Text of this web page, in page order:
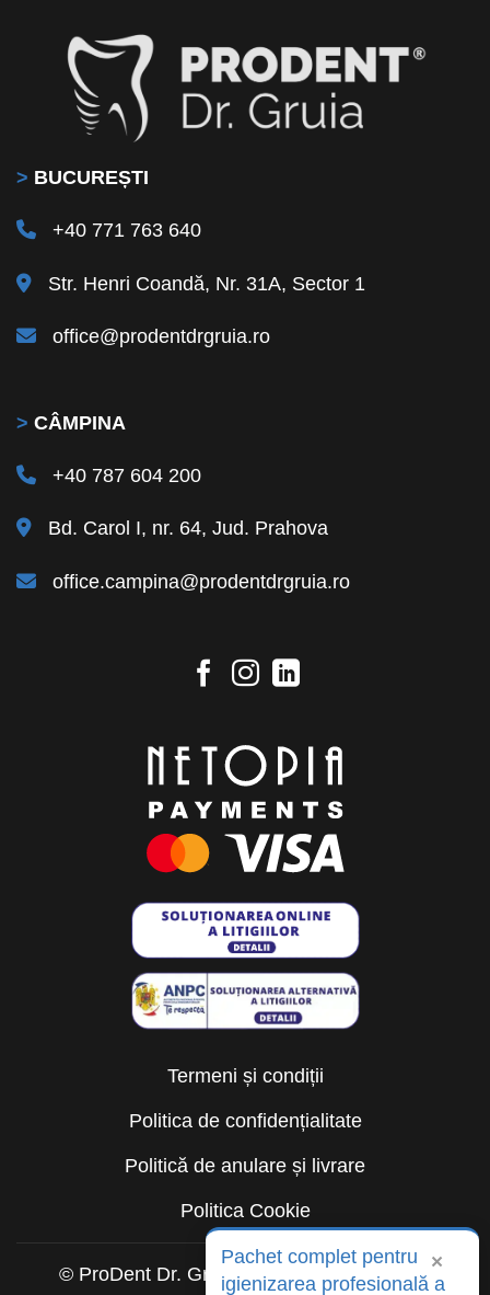
> BUCUREȘTI
+40 771 763 640
Str. Henri Coandă, Nr. 31A, Sector 1
office@prodentdrgruia.ro
> CÂMPINA
+40 787 604 200
Bd. Carol I, nr. 64, Jud. Prahova
office.campina@prodentdrgruia.ro
Termeni și condiții
Politica de confidențialitate
Politică de anulare și livrare
Politica Cookie
© ProDent Dr. Gruia 2026. Toate drepturile
×
Pachet complet pentru
igienizarea profesională a